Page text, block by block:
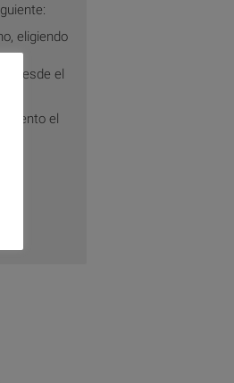
eligiendo
desde el
el